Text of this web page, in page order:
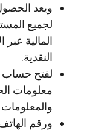
ويعد
لجميع
المالية
النقدية.
لفتح حساب
معلومات
والمعلومات
ورقم